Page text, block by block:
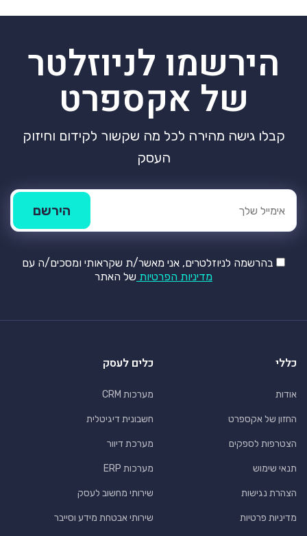
הירשמו לניוזלטר
של אקספרט
קבלו גישה מהירה לכל מה שקשור לקידום וחיזוק
העסק
בהרשמה לניוזלטרים, אני מאשר/ת שקראותי ומסכים/ה עם
מדיניות הפרטיות של האתר
כללי
אודות
החזון של אקספרט
הצטרפות לספקים
תנאי שימוש
הצהרת נגישות
מדיניות פרטיות
כלים לעסק
מערכות CRM
חשבונית דיגיטלית
מערכת דיוור
מערכות ERP
שירותי מחשוב לעסק
שירותי אבטחת מידע וסייבר